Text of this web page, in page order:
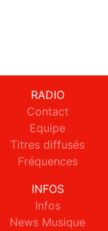
RADIO
Contact
Equipe
Titres diffusés
Fréquences
INFOS
Infos
News Musique